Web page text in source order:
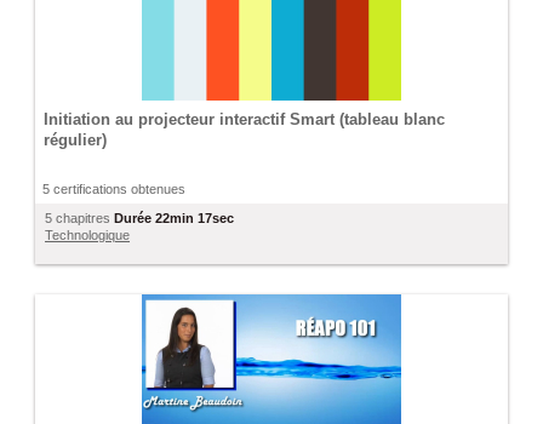
Initiation au projecteur interactif Smart (tableau blanc
régulier)
5 certifications obtenues
5 chapitres Durée 22min 17sec
Technologique